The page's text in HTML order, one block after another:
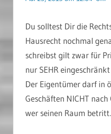
Du solltest Dir die
Hausrecht nochmal
schreibst gilt zwar für
nur SEHR
Der Eigentümer darf in
Geschäften NICHT
wer seinen Raum betritt.